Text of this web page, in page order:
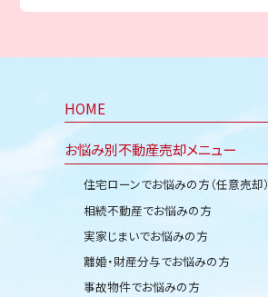
HOME
お悩み別不動産売却メニュー
住宅ローンでお悩みの方（任意売却）
相続不動産でお悩みの方
実家じまいでお悩みの方
離婚・財産分与でお悩みの方
事故物件でお悩みの方